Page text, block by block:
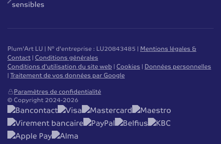
sensibles
Plum'Art LU | N° d'entreprise : LU20843485 | Mentions légales &
Contact | Conditions générales
Conditions d'utilisation du site web | Cookies | Données personnelles
| Traitement de vos données par Google
Paramètres de confidentialité
© Copyright 2024-2026